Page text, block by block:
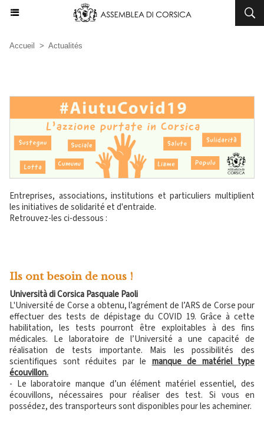
Accueil > Actualités
Entreprises, associations, institutions et particuliers multiplient
les initiatives de solidarité et d'entraide.
Retrouvez-les ci-dessous :
Ils ont besoin de nous !
Università di Corsica Pasquale Paoli
L'Université de Corse a obtenu, l’agrément de l’ARS de Corse pour
effectuer des tests de dépistage du COVID 19. Grâce à cette
habilitation, les tests pourront être exploitables à des fins
médicales. Le laboratoire de l’Université a une capacité de
réalisation de tests importante. Mais les possibilités des
scientifiques sont réduites par le manque de matériel type
écouvillon.
- Le laboratoire manque d’un élément matériel essentiel, des
écouvillons, nécessaires pour réaliser des test. Si vous en
possédez, des transporteurs sont disponibles pour les acheminer.